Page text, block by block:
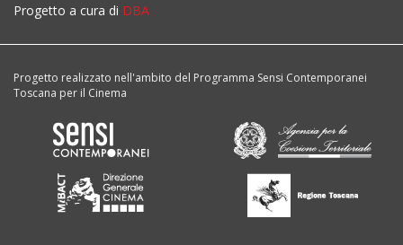
Progetto a cura di DBA
Progetto realizzato nell'ambito del Programma Sensi Contemporanei
Toscana per il Cinema